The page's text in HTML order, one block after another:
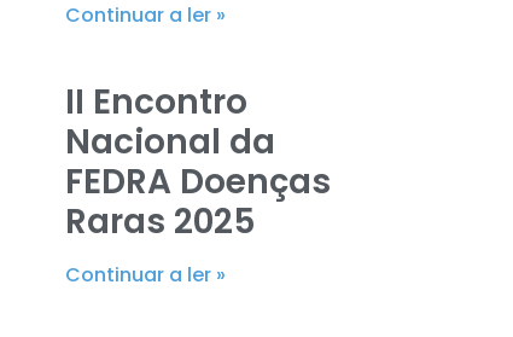
Continuar a ler »
II Encontro
Nacional da
FEDRA Doenças
Raras 2025
Continuar a ler »